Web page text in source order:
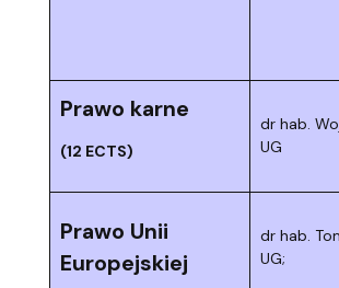
Prawo karne
(12 ECTS)
dr hab.
UG
Prawo Unii
Europejskiej
dr hab.
UG;